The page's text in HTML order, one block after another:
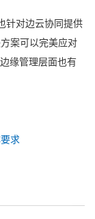
针对边云协同提供
案可以完美应对
缘管理层面也有
求